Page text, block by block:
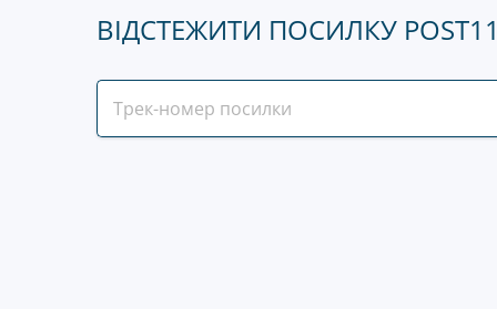
ВІДСТЕЖИТИ ПОСИЛКУ POST11